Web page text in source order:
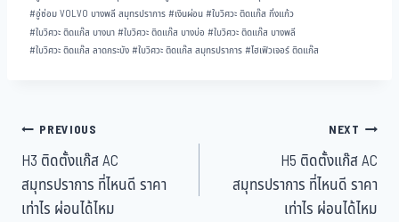
#อู่ซ่อม VOLVO บางพลี สมุทรปราการ#เงินผ่อน#ใบวิศวะ ติดแก๊ส กิ่งแก้ว
#ใบวิศวะ ติดแก๊ส บางนา#ใบวิศวะ ติดแก๊ส บางบ่อ #ใบวิศวะ ติดแก๊ส บางพลี
#ใบวิศวะ ติดแก๊ส ลาดกระบัง#ใบวิศวะ ติดแก๊ส สมุทรปราการ#ไฮเฟิวเจอร์ ติดแก๊ส
PREVIOUS
H3 ติดตั้งแก๊ส AC
สมุทรปราการ ที่ไหนดี ราคา
เท่าไร ผ่อนได้ไหม
NEXT
H5 ติดตั้งแก๊ส AC
สมุทรปราการ ที่ไหนดี ราคา
เท่าไร ผ่อนได้ไหม